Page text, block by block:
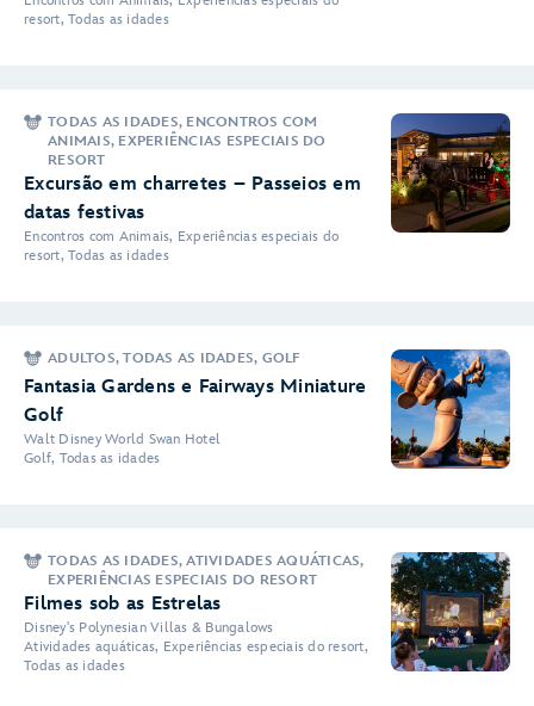
resort, Todas as idades
TODAS AS IDADES, ENCONTROS COM
ANIMAIS, EXPERIÊNCIAS ESPECIAIS DO
RESORT
Excursão em charretes – Passeios em
datas festivas
Encontros com Animais, Experiências especiais do
resort, Todas as idades
ADULTOS, TODAS AS IDADES, GOLF
Fantasia Gardens e Fairways Miniature
Golf
Walt Disney World Swan Hotel
Golf, Todas as idades
TODAS AS IDADES, ATIVIDADES AQUÁTICAS,
EXPERIÊNCIAS ESPECIAIS DO RESORT
Filmes sob as Estrelas
Disney's Polynesian Villas & Bungalows
Atividades aquáticas, Experiências especiais do resort,
Todas as idades